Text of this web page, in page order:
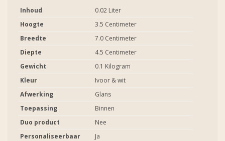
Inhoud
0.02 Liter
Hoogte
3.5 Centimeter
Breedte
7.0 Centimeter
Diepte
4.5 Centimeter
Gewicht
0.1 Kilogram
Kleur
Ivoor & wit
Afwerking
Glans
Toepassing
Binnen
Duo product
Nee
Personaliseerbaar
Ja